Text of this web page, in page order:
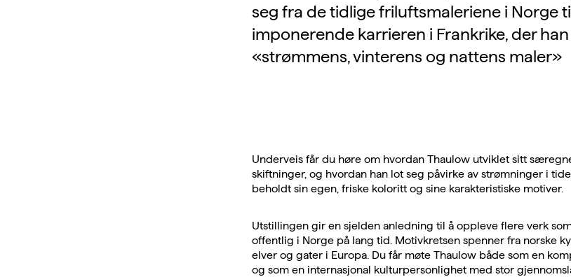
seg fra de tidlige friluftsmaleriene i Norge
imponerende karrieren i Frankrike, der
«strømmens, vinterens og nattens maler»
Underveis får du høre om hvordan Thaulow utviklet sitt
skiftninger, og hvordan han lot seg påvirke av strømninger i
beholdt sin egen, friske koloritt og sine karakteristiske motiver.
Utstillingen gir en sjelden anledning til å oppleve flere verk
offentlig i Norge på lang tid. Motivkretsen spenner fra norske
elver og gater i Europa. Du får møte Thaulow både som en
og som en internasjonal kulturpersonlighet med stor